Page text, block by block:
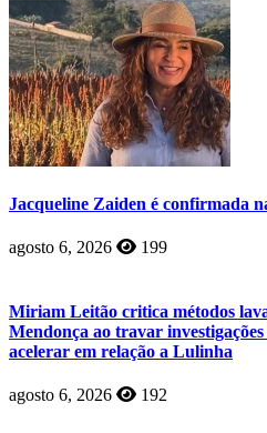
Jacqueline Zaiden é confirmada
agosto 6, 2026 199
Miriam Leitão critica métodos
Mendonça ao travar
acelerar em relação a Lulinha
agosto 6, 2026 192